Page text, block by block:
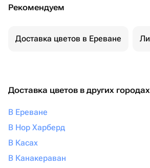
Рекомендуем
Доставка цветов в Ереване
Доставка цветов в других городах
В Ереване
В Нор Харберд
В Касах
В Канакераван